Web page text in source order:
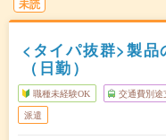
未読
<タイパ抜群>製
（日勤）
職種未経験OK 交通費別途
派遣